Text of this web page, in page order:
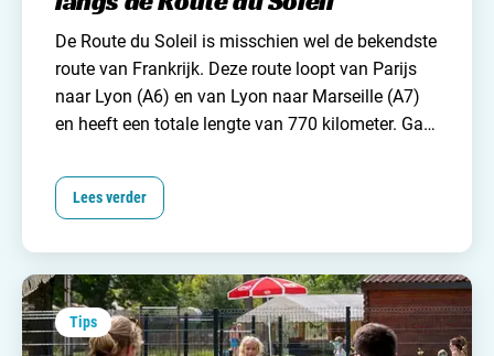
Zwitserland
Nieuws / blog
Over Campingzoeker
Samenwerken / adverteren
Contact opnemen
De Route du Soleil is misschien wel de bekendste
route van Frankrijk. Deze route loopt van Parijs
naar Lyon (A6) en van Lyon naar Marseille (A7)
en heeft een totale lengte van 770 kilometer. Ga
de kans dus groot dat je gebruik moet maken van
deze route.
Om een beetje uitgerust aan te
lassen. Veel kampeerders kiezen ervoor op dit te
doen op een overnachtingscamping aan de route
du soleil.
Lees verder
Tips